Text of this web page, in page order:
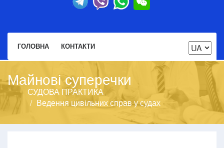
ГОЛОВНА КОНТАКТИ
Майнові суперечки
СУДОВА ПРАКТИКА
Ведення цивільних справ у судах